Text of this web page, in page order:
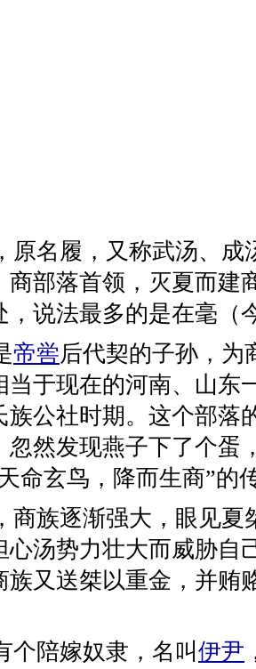
原名履，又称武汤、
商部落首领，灭夏而建
，说法最多的是在毫（
帝喾后代契的子孙，为
当于现在的河南、山东
族公社时期。这个部落
忽然发现燕子下了个蛋
命玄鸟，降而生商”的
商族逐渐强大，眼见夏
心汤势力壮大而威胁自
族又送桀以重金，并贿
个陪嫁奴隶，名叫伊尹